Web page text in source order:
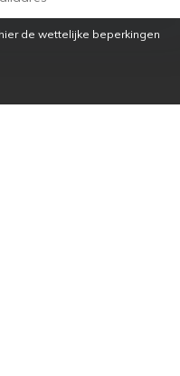
de wettelijke beperkingen